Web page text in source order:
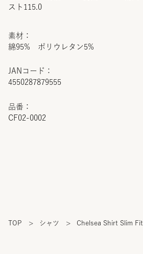
JANコード：
4550287879555
品番：
CF02-0002
スト115.0
素材：
綿95% ポリウレタン5%
TOP > シャツ > Chelsea Shirt Slim Fit